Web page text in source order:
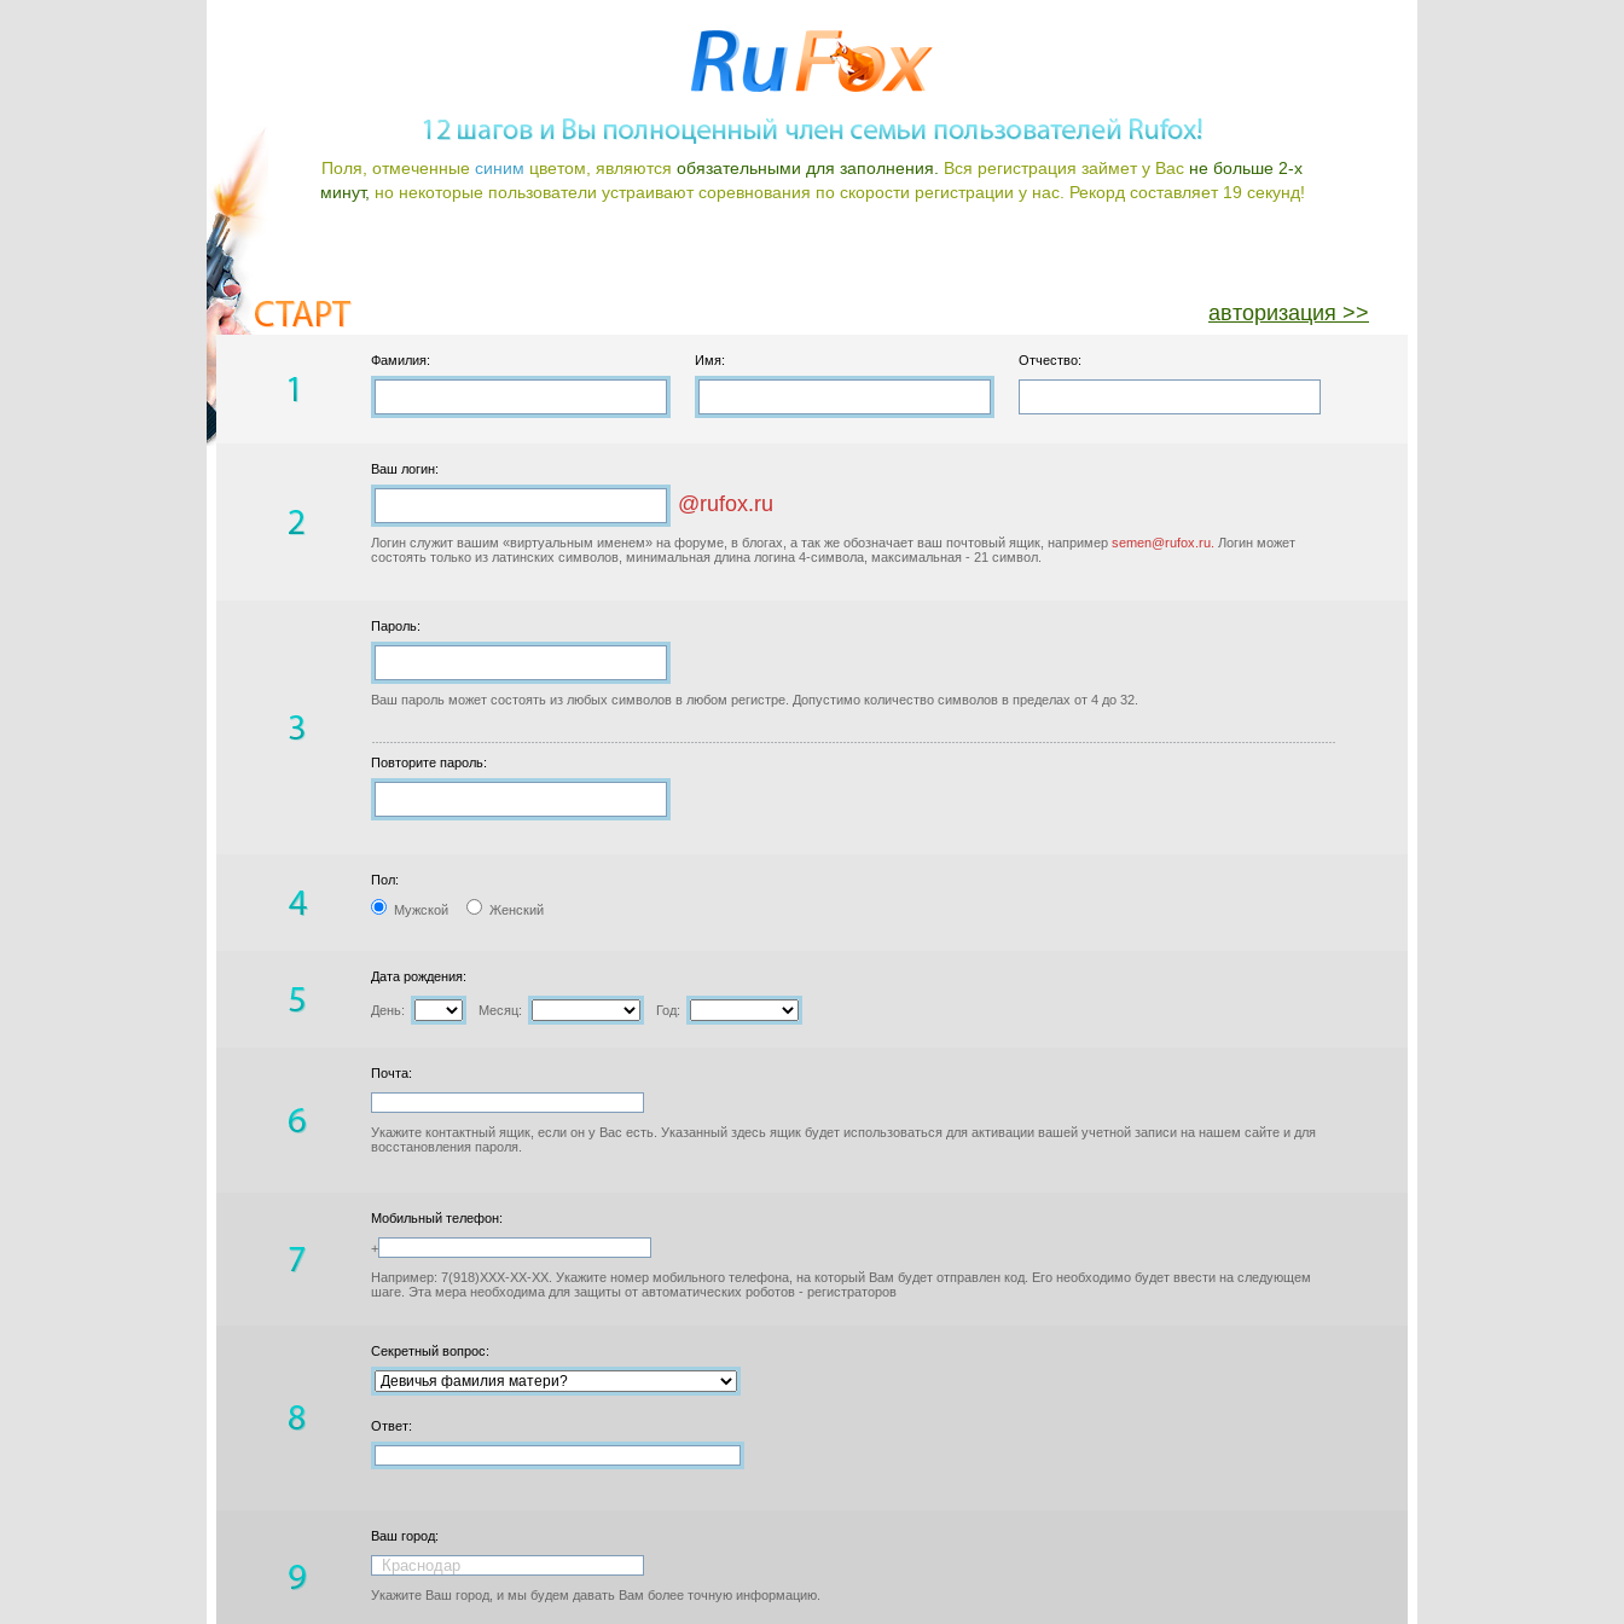
Поля, отмеченные синим цветом, являются обязательными для заполнения. Вся регистрация займет у Вас не больше 2-х
минут, но некоторые пользователи устраивают соревнования по скорости регистрации у нас. Рекорд составляет 19 секунд!
авторизация >>
Фамилия: Имя: Отчество:
Ваш логин:
@rufox.ru
Логин служит вашим «виртуальным именем» на форуме, в блогах, а так же обозначает ваш почтовый ящик, например semen@rufox.ru. Логин может
состоять только из латинских символов, минимальная длина логина 4-символа, максимальная - 21 символ.
Пароль:
Ваш пароль может состоять из любых символов в любом регистре. Допустимо количество символов в пределах от 4 до 32.
Повторите пароль:
Пол:
Мужской Женский
Дата рождения:
День: Месяц: Год:
Почта:
Укажите контактный ящик, если он у Вас есть. Указанный здесь ящик будет использоваться для активации вашей учетной записи на нашем сайте и для
восстановления пароля.
Мобильный телефон:
+
Например: 7(918)XXX-XX-XX. Укажите номер мобильного телефона, на который Вам будет отправлен код. Его необходимо будет ввести на следующем
шаге. Эта мера необходима для защиты от автоматических роботов - регистраторов
Секретный вопрос:
Ответ:
Ваш город:
Укажите Ваш город, и мы будем давать Вам более точную информацию.